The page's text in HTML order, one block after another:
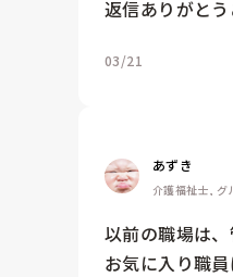
返信ありがとう
03/21
あずき
介護福祉士, グ
以前の職場は
お気に入り職